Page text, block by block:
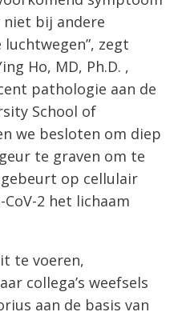
niet bij andere
zegt
Ho, MD, Ph.D. ,
pathologie aan de
School of
we besloten om diep
te graven om te
op cellulair
CoV-2 het lichaam
te voeren,
collega’s weefsels
aan de basis van